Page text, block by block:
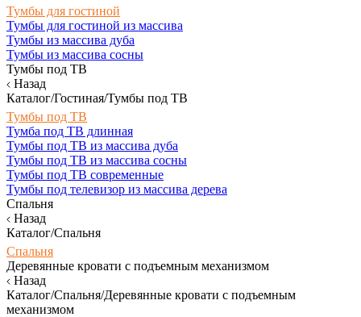
Тумбы для гостиной
Тумбы для гостиной из массива
Тумбы из массива дуба
Тумбы из массива сосны
Тумбы под ТВ
Назад
Каталог/Гостиная/Тумбы под ТВ
Тумбы под ТВ
Тумба под ТВ длинная
Тумбы под ТВ из массива дуба
Тумбы под ТВ из массива сосны
Тумбы под ТВ современные
Тумбы под телевизор из массива дерева
Спальня
Назад
Каталог/Спальня
Спальня
Деревянные кровати с подъемным механизмом
Назад
Каталог/Спальня/Деревянные кровати с подъемным
механизмом